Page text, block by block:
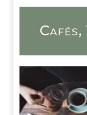
Cafés,